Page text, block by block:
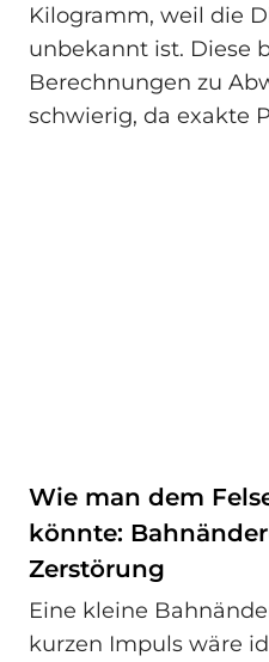
Kilogramm, weil die
unbekannt ist. Diese
Berechnungen zu
schwierig, da exakte
Wie man dem
könnte:
Zerstörung
Eine kleine
kurzen Impuls wäre